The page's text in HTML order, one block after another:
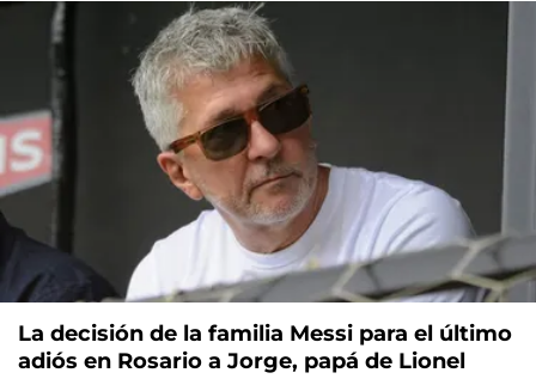
La decisión de la familia Messi para el último
adiós en Rosario a Jorge, papá de Lionel